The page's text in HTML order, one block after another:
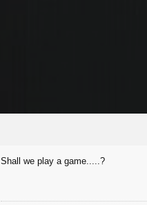
Shall we play a game.....?